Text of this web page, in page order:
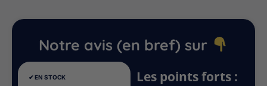
Notre avis (en bref) sur
✔︎ EN STOCK Les points forts :